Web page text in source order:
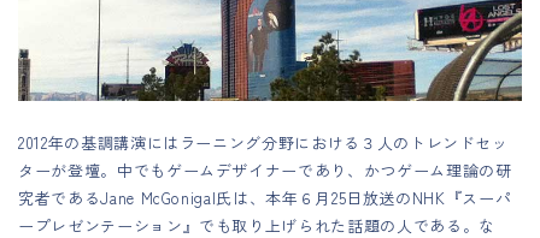
2012年の基調講演にはラーニング分野における３人のトレンドセッ
ターが登壇。中でもゲームデザイナーであり、かつゲーム理論の研
究者であるJane McGonigal氏は、本年６月25日放送のNHK『スーパ
ープレゼンテーション』でも取り上げられた話題の人である。な